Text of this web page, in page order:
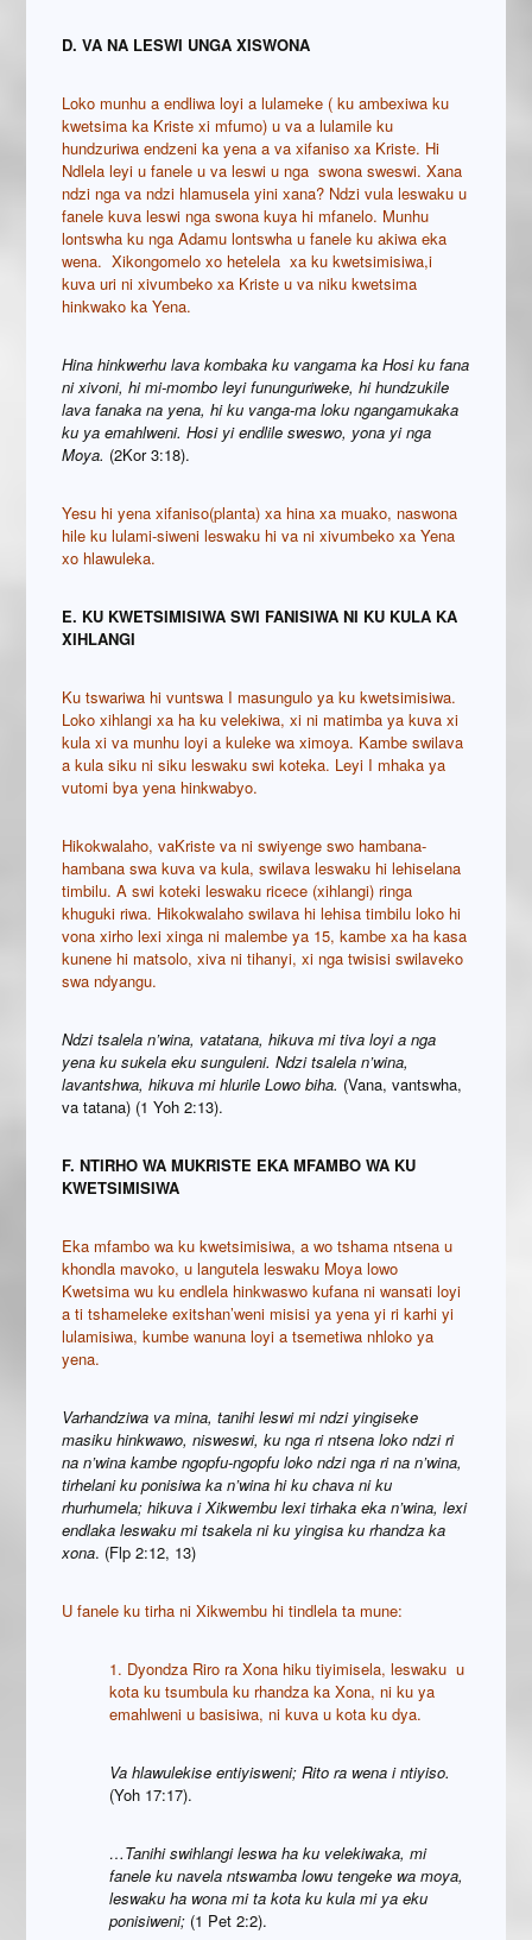
D. VA NA LESWI UNGA XISWONA
Loko munhu a endliwa loyi a lulameke ( ku ambexiwa ku
kwetsima ka Kriste xi mfumo) u va a lulamile ku
hundzuriwa endzeni ka yena a va xifaniso xa Kriste. Hi
Ndlela leyi u fanele u va leswi u nga swona sweswi. Xana
ndzi nga va ndzi hlamusela yini xana? Ndzi vula leswaku u
fanele kuva leswi nga swona kuya hi mfanelo. Munhu
lontswha ku nga Adamu lontswha u fanele ku akiwa eka
wena. Xikongomelo xo hetelela xa ku kwetsimisiwa,i
kuva uri ni xivumbeko xa Kriste u va niku kwetsima
hinkwako ka Yena.
Hina hinkwerhu lava kombaka ku vangama ka Hosi ku fana
ni xivoni, hi mi-mombo leyi fununguriweke, hi hundzukile
lava fanaka na yena, hi ku vanga-ma loku ngangamukaka
ku ya emahlweni. Hosi yi endlile sweswo, yona yi nga
Moya. (2Kor 3:18).
Yesu hi yena xifaniso(planta) xa hina xa muako, naswona
hile ku lulami-siweni leswaku hi va ni xivumbeko xa Yena
xo hlawuleka.
E. KU KWETSIMISIWA SWI FANISIWA NI KU KULA KA
XIHLANGI
Ku tswariwa hi vuntswa I masungulo ya ku kwetsimisiwa.
Loko xihlangi xa ha ku velekiwa, xi ni matimba ya kuva xi
kula xi va munhu loyi a kuleke wa ximoya. Kambe swilava
a kula siku ni siku leswaku swi koteka. Leyi I mhaka ya
vutomi bya yena hinkwabyo.
Hikokwalaho, vaKriste va ni swiyenge swo hambana-
hambana swa kuva va kula, swilava leswaku hi lehiselana
timbilu. A swi koteki leswaku ricece (xihlangi) ringa
khuguki riwa. Hikokwalaho swilava hi lehisa timbilu loko hi
vona xirho lexi xinga ni malembe ya 15, kambe xa ha kasa
kunene hi matsolo, xiva ni tihanyi, xi nga twisisi swilaveko
swa ndyangu.
Ndzi tsalela n’wina, vatatana, hikuva mi tiva loyi a nga
yena ku sukela eku sunguleni. Ndzi tsalela n’wina,
lavantshwa, hikuva mi hlurile Lowo biha. (Vana, vantswha,
va tatana) (1 Yoh 2:13).
F. NTIRHO WA MUKRISTE EKA MFAMBO WA KU
KWETSIMISIWA
Eka mfambo wa ku kwetsimisiwa, a wo tshama ntsena u
khondla mavoko, u langutela leswaku Moya lowo
Kwetsima wu ku endlela hinkwaswo kufana ni wansati loyi
a ti tshameleke exitshan’weni misisi ya yena yi ri karhi yi
lulamisiwa, kumbe wanuna loyi a tsemetiwa nhloko ya
yena.
Varhandziwa va mina, tanihi leswi mi ndzi yingiseke
masiku hinkwawo, nisweswi, ku nga ri ntsena loko ndzi ri
na n’wina kambe ngopfu-ngopfu loko ndzi nga ri na n’wina,
tirhelani ku ponisiwa ka n’wina hi ku chava ni ku
rhurhumela; hikuva i Xikwembu lexi tirhaka eka n’wina, lexi
endlaka leswaku mi tsakela ni ku yingisa ku rhandza ka
xona. (Flp 2:12, 13)
U fanele ku tirha ni Xikwembu hi tindlela ta mune:
1. Dyondza Riro ra Xona hiku tiyimisela, leswaku u
kota ku tsumbula ku rhandza ka Xona, ni ku ya
emahlweni u basisiwa, ni kuva u kota ku dya.
Va hlawulekise entiyisweni; Rito ra wena i ntiyiso.
(Yoh 17:17).
…Tanihi swihlangi leswa ha ku velekiwaka, mi
fanele ku navela ntswamba lowu tengeke wa moya,
leswaku ha wona mi ta kota ku kula mi ya eku
ponisiweni; (1 Pet 2:2).